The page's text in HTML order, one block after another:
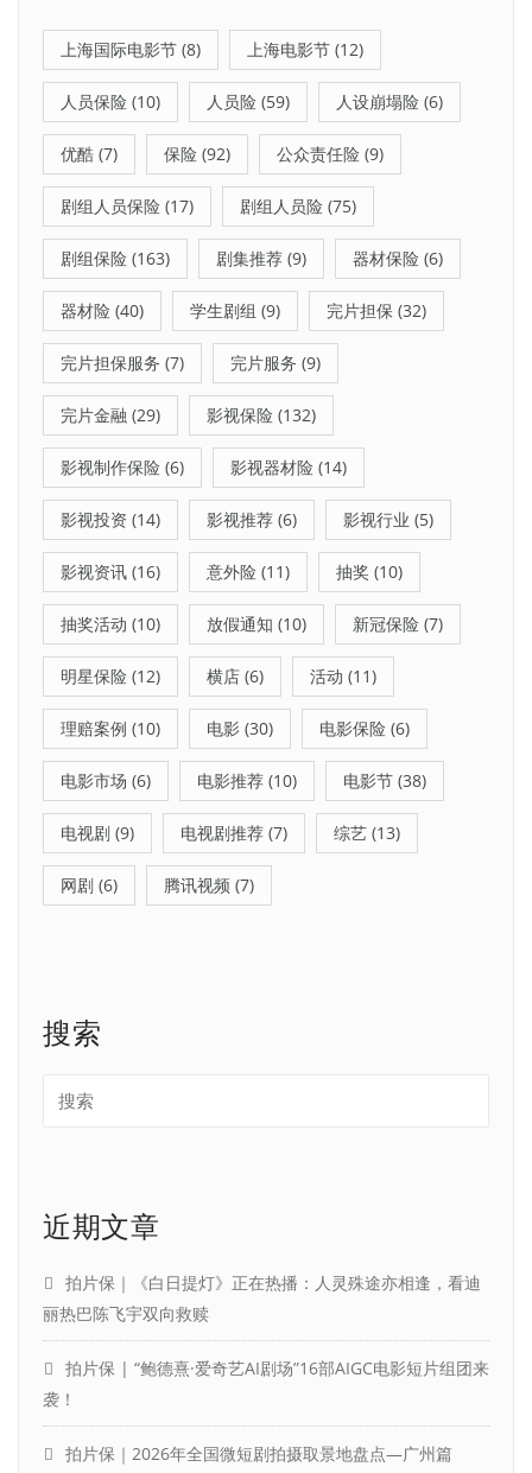
上海国际电影节 (8) 上海电影节 (12)
人员保险 (10) 人员险 (59) 人设崩塌险 (6)
优酷 (7) 保险 (92) 公众责任险 (9)
剧组人员保险 (17) 剧组人员险 (75)
剧组保险 (163) 剧集推荐 (9) 器材保险 (6)
器材险 (40) 学生剧组 (9) 完片担保 (32)
完片担保服务 (7) 完片服务 (9)
完片金融 (29) 影视保险 (132)
影视制作保险 (6) 影视器材险 (14)
影视投资 (14) 影视推荐 (6) 影视行业 (5)
影视资讯 (16) 意外险 (11) 抽奖 (10)
抽奖活动 (10) 放假通知 (10) 新冠保险 (7)
明星保险 (12) 横店 (6) 活动 (11)
理赔案例 (10) 电影 (30) 电影保险 (6)
电影市场 (6) 电影推荐 (10) 电影节 (38)
电视剧 (9) 电视剧推荐 (7) 综艺 (13)
网剧 (6) 腾讯视频 (7)
搜索
近期文章
拍片保｜《白日提灯》正在热播：人灵殊途亦相逢，看迪
丽热巴陈飞宇双向救赎
拍片保 | “鲍德熹·爱奇艺AI剧场”16部AIGC电影短片组团来
袭！
拍片保｜2026年全国微短剧拍摄取景地盘点—广州篇